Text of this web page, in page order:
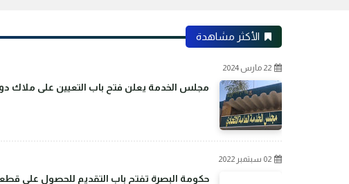
الأكثر مشاهدة
22 مارس 2024
مجلس الخدمة يعلن فتح باب التعيين على ملاك
02 سبتمبر 2022
حكومة البصرة تفتح باب التقديم للحصول على